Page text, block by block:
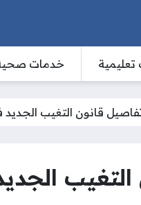
خدمات
قانون التغيب الجديد في
الجديد